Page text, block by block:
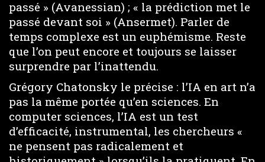
passé » (Avanessian) ; « la prédiction met le
passé devant soi » (Ansermet). Parler de
temps complexe est un euphémisme. Reste
que l’on peut encore et toujours se laisser
surprendre par l’inattendu.
Grégory Chatonsky le précise : l’IA en art n’a
pas la même portée qu’en sciences. En
computer sciences, l’IA est un test
d’efficacité, instrumental, les chercheurs «
ne pensent pas radicalement et